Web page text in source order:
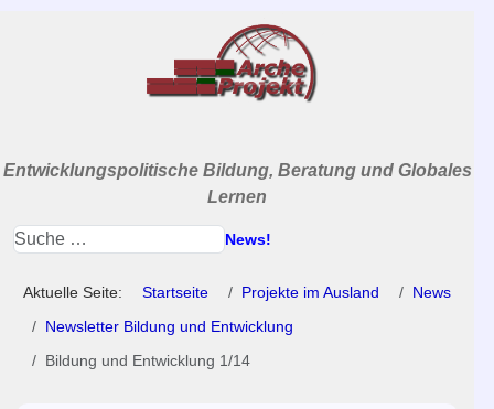
Entwicklungspolitische Bildung, Beratung und Globales
Lernen
News!
Aktuelle Seite: Startseite Projekte im Ausland
News
Newsletter Bildung und Entwicklung
Bildung und Entwicklung 1/14